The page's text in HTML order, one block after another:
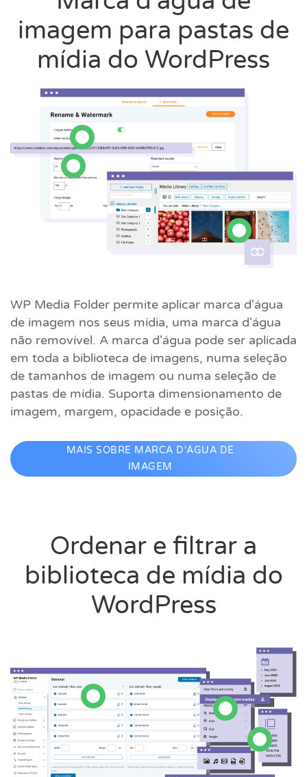
imagem para pastas de
mídia do WordPress
WP Media Folder permite aplicar marca d'água
de imagem nos seus mídia, uma marca d'água
não removível. A marca d'água pode ser aplicada
em toda a biblioteca de imagens, numa seleção
de tamanhos de imagem ou numa seleção de
pastas de mídia. Suporta dimensionamento de
imagem, margem, opacidade e posição.
MAIS SOBRE MARCA D'ÁGUA DE
IMAGEM
Ordenar e filtrar a
biblioteca de mídia do
WordPress